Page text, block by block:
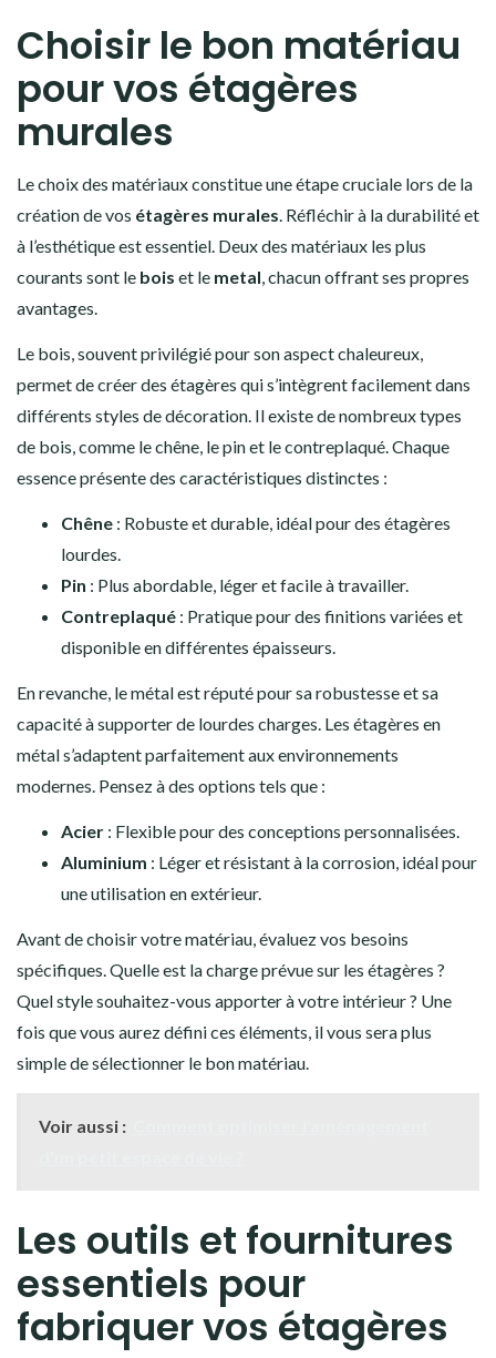
Choisir le bon matériau
pour vos étagères
murales
Le choix des matériaux constitue une étape cruciale lors de la
création de vos étagères murales. Réfléchir à la durabilité et
à l’esthétique est essentiel. Deux des matériaux les plus
courants sont le bois et le metal, chacun offrant ses propres
avantages.
Le bois, souvent privilégié pour son aspect chaleureux,
permet de créer des étagères qui s’intègrent facilement dans
différents styles de décoration. Il existe de nombreux types
de bois, comme le chêne, le pin et le contreplaqué. Chaque
essence présente des caractéristiques distinctes :
Chêne : Robuste et durable, idéal pour des étagères
lourdes.
Pin : Plus abordable, léger et facile à travailler.
Contreplaqué : Pratique pour des finitions variées et
disponible en différentes épaisseurs.
En revanche, le métal est réputé pour sa robustesse et sa
capacité à supporter de lourdes charges. Les étagères en
métal s’adaptent parfaitement aux environnements
modernes. Pensez à des options tels que :
Acier : Flexible pour des conceptions personnalisées.
Aluminium : Léger et résistant à la corrosion, idéal pour
une utilisation en extérieur.
Avant de choisir votre matériau, évaluez vos besoins
spécifiques. Quelle est la charge prévue sur les étagères ?
Quel style souhaitez-vous apporter à votre intérieur ? Une
fois que vous aurez défini ces éléments, il vous sera plus
simple de sélectionner le bon matériau.
Voir aussi :
Les outils et fournitures
essentiels pour
fabriquer vos étagères